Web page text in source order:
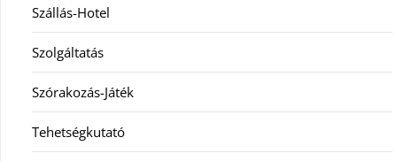
Szállás-Hotel
Szolgáltatás
Szórakozás-Játék
Tehetségkutató